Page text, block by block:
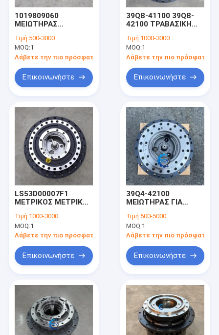
Προϊόντα
Βίντεο
1019809060
ΜΕΙΩΤΗΡΑΣ
ΕΚΣΚΑΦΕΑ
ZOOMLION 215E
245G
Τιμή:500-3000
MOQ:1
Λάβετε την πιο πρόσφατη τιμή
Επικοινωνήστε
39QB-41100 39QB-
42100 ΤΡΑΒΑΣΙΚΗ
ΤΡΑΒΑΣΙΚΗΣ ΤΗΣ για
HX480L HX520L
R480C9MH R480LC9
Τιμή:1000-3000
MOQ:1
Λάβετε την πιο πρόσφατη
Επικοινωνήστε
LS53D00007F1
ΜΕΤΡΙΚΟΣ ΜΕΤΡΙΚΟΣ
SK485-8 SK480-8
EXCAVATOR
Τιμή:1000-3000
MOQ:1
Λάβετε την πιο πρόσφατη τιμή
Επικοινωνήστε
39Q4-42100
ΜΕΙΩΤΗΡΑΣ ΓΙΑ
Τιμή:500-5000
MOQ:1
Λάβετε την πιο πρόσφατη
Επικοινωνήστε